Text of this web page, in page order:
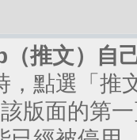
推文）自
，點選「推
版面的第